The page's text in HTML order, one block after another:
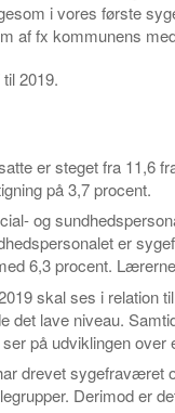
i vores første
af fx kommunens
2019.
er steget fra
på 3,7 procent.
og
er
6,3 procent.
skal ses i
det lave niveau.
på udviklingen
drevet sygefraværet
Derimod er